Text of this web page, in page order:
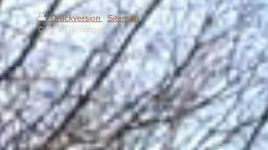
Druckversion| Sitemap
© RFV Gensingen